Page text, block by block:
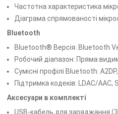
Частотна характеристика
Діаграма спрямованості
Bluetooth
Bluetooth® Версія: Bluetooth
Робочий діапазон: Пряма
Сумісні профілі Bluetooth: A2DP,
Підтримка кодеків: LDAC/AAC,
Аксесуари в комплекті
USB-кабель для заряджання